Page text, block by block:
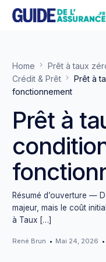
Home
Prêt à taux
Crédit & Prêt
Prêt à
fonctionnement
Prêt à
Résumé d’ouverture —
majeur, mais le coût
à Taux […]
René Brun Mai 24, 2026